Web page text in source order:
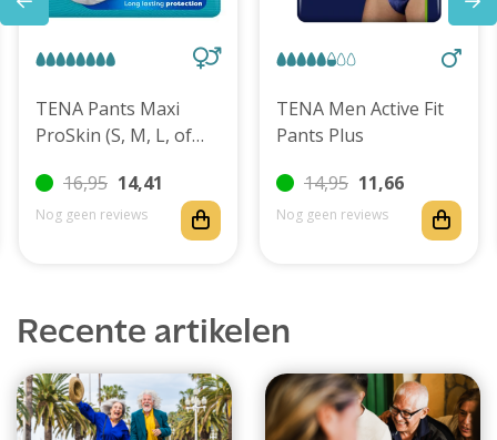
TENA Pants Maxi
ProSkin (S, M, L, of
16,95 14,41
Nog geen reviews
TENA Men Active Fit
Pants Plus
14,95 11,66
Nog geen reviews
Recente artikelen